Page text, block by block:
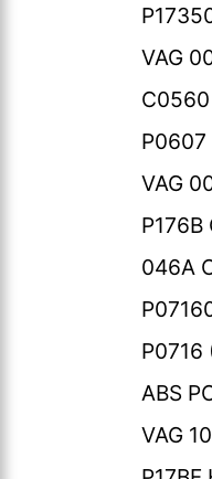
VAG
VAG
046A
P0716
ABS
VAG